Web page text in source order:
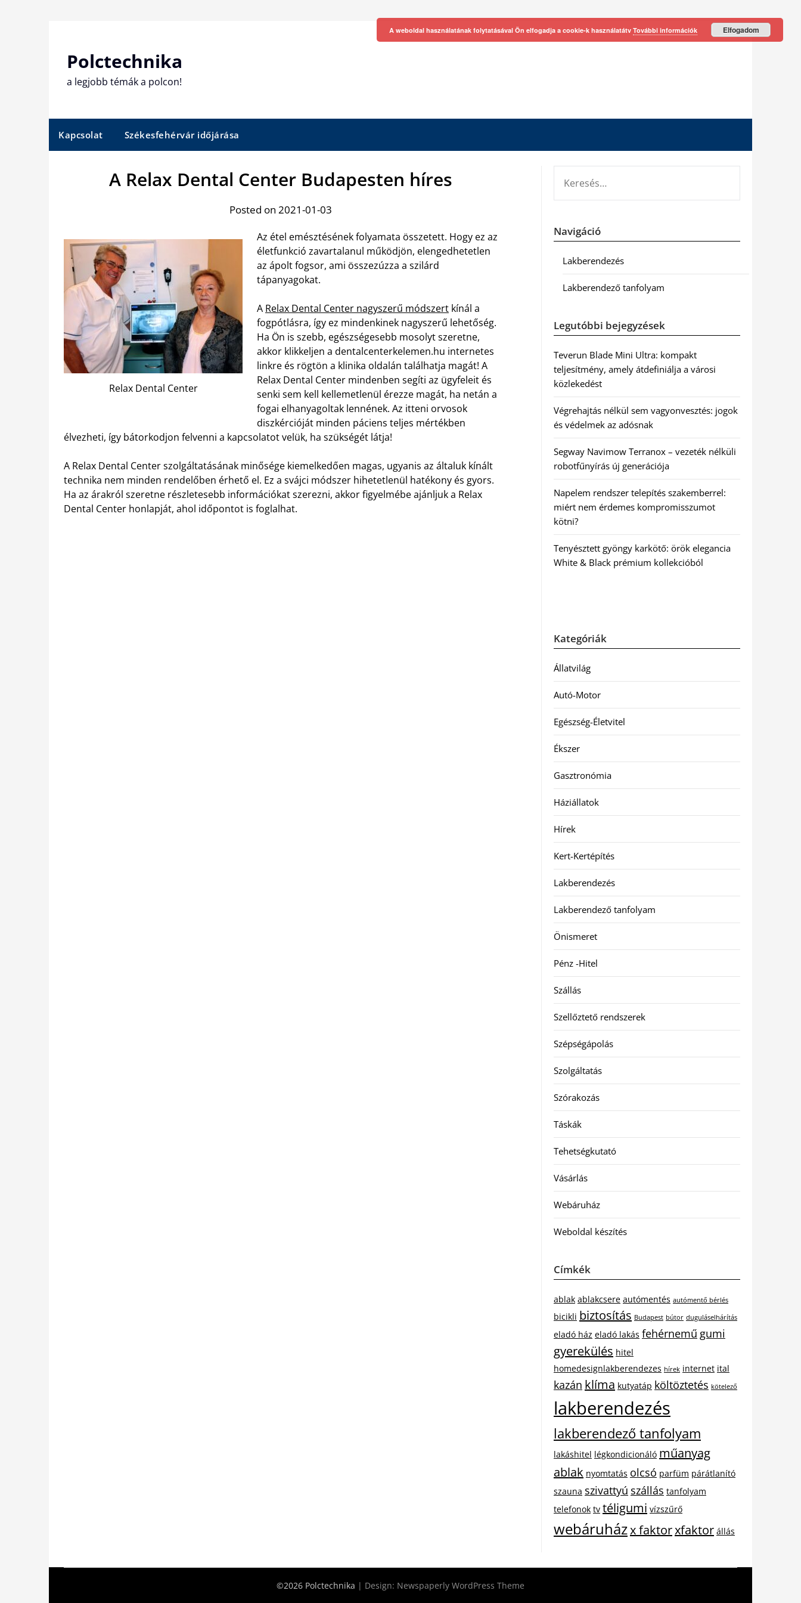
Polctechnika
a legjobb témák a polcon!
Kapcsolat Székesfehérvár időjárása
A Relax Dental Center Budapesten híres
Posted on 2021-01-03
Relax Dental Center
Az étel emésztésének folyamata összetett. Hogy ez az
életfunkció zavartalanul működjön, elengedhetetlen
az ápolt fogsor, ami összezúzza a szilárd
tápanyagokat.
A Relax Dental Center nagyszerű módszert kínál a
fogpótlásra, így ez mindenkinek nagyszerű lehetőség.
Ha Ön is szebb, egészségesebb mosolyt szeretne,
akkor klikkeljen a dentalcenterkelemen.hu internetes
linkre és rögtön a klinika oldalán találhatja magát! A
Relax Dental Center mindenben segíti az ügyfeleit és
senki sem kell kellemetlenül érezze magát, ha netán a
fogai elhanyagoltak lennének. Az itteni orvosok
diszkércióját minden páciens teljes mértékben
élvezheti, így bátorkodjon felvenni a kapcsolatot velük, ha szükségét látja!
A Relax Dental Center szolgáltatásának minősége kiemelkedően magas, ugyanis az általuk kínált
technika nem minden rendelőben érhető el. Ez a svájci módszer hihetetlenül hatékony és gyors.
Ha az árakról szeretne részletesebb információkat szerezni, akkor figyelmébe ajánljuk a Relax
Dental Center honlapját, ahol időpontot is foglalhat.
Navigáció
Lakberendezés
Lakberendező tanfolyam
Legutóbbi bejegyzések
Teverun Blade Mini Ultra: kompakt
teljesítmény, amely átdefiniálja a városi
közlekedést
Végrehajtás nélkül sem vagyonvesztés: jogok
és védelmek az adósnak
Segway Navimow Terranox – vezeték nélküli
robotfűnyírás új generációja
Napelem rendszer telepítés szakemberrel:
miért nem érdemes kompromisszumot
kötni?
Tenyésztett gyöngy karkötő: örök elegancia
White & Black prémium kollekcióból
Kategóriák
Állatvilág
Autó-Motor
Egészség-Életvitel
Ékszer
Gasztronómia
Háziállatok
Hírek
Kert-Kertépítés
Lakberendezés
Lakberendező tanfolyam
Önismeret
Pénz -Hitel
Szállás
Szellőztető rendszerek
Szépségápolás
Szolgáltatás
Szórakozás
Táskák
Tehetségkutató
Vásárlás
Webáruház
Weboldal készítés
Címkék
ablak ablakcsere autómentés autómentő bérlés
bicikli biztosítás Budapest bútor duguláselhárítás
eladó ház eladó lakás fehérnemű gumi
gyerekülés hitel
homedesignlakberendezes hírek internet ital
kazán klíma kutyatáp költöztetés kötelező
lakberendezés
lakberendező tanfolyam
lakáshitel légkondicionáló műanyag
ablak nyomtatás olcsó parfüm párátlanító
szauna szivattyú szállás tanfolyam
telefonok tv téligumi vízszűrő
webáruházx faktorxfaktor állás
©2026 Polctechnika | Design: Newspaperly WordPress Theme
A weboldal használatának folytatásával Ön elfogadja a cookie-k használatátv További információk Elfogadom